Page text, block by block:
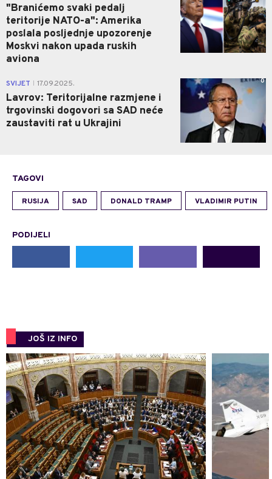
"Branićemo svaki pedalj
teritorije NATO-a": Amerika
poslala posljednje upozorenje
Moskvi nakon upada ruskih
aviona
SVIJET 17.09.2025.
Lavrov: Teritorijalne razmjene i
trgovinski dogovori sa SAD neće
zaustaviti rat u Ukrajini
0
TAGOVI
RUSIJA SAD DONALD TRAMP VLADIMIR PUTIN
PODIJELI
JOŠ IZ INFO
0